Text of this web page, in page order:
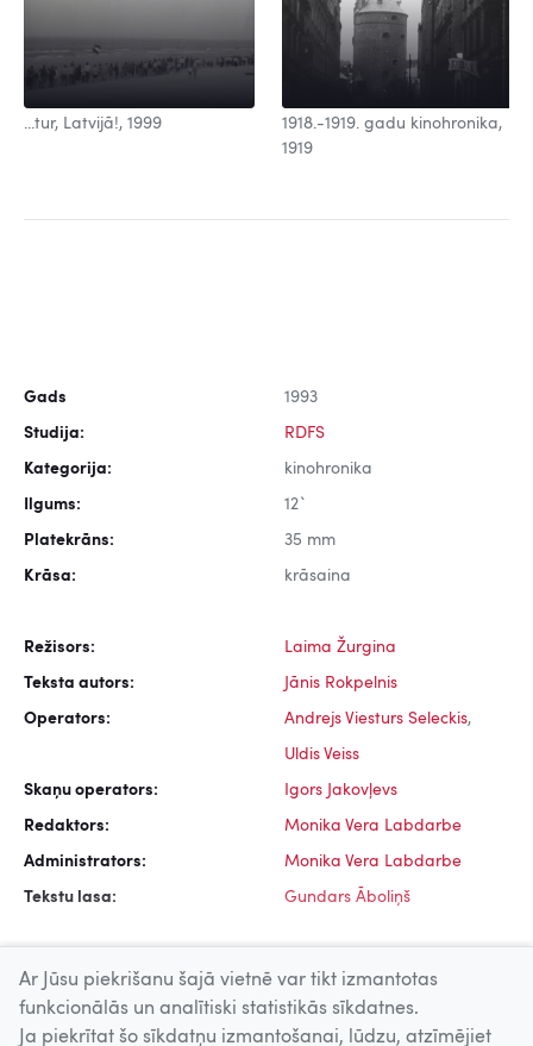
...tur, Latvijā!, 1999
1918.-1919. gadu kinohronika,
1919
Gads 1993
Studija: RDFS
Kategorija: kinohronika
Ilgums: 12`
Platekrāns: 35 mm
Krāsa: krāsaina
Režisors: Laima Žurgina
Teksta autors: Jānis Rokpelnis
Operators: Andrejs Viesturs Seleckis,
Uldis Veiss
Skaņu operators: Igors Jakovļevs
Redaktors: Monika Vera Labdarbe
Administrators: Monika Vera Labdarbe
Tekstu lasa: Gundars Āboliņš
Uz augšu
Ar Jūsu piekrišanu šajā vietnē var tikt izmantotas
funkcionālās un analītiski statistikās sīkdatnes.
Ja piekrītat šo sīkdatņu izmantošanai, lūdzu, atzīmējiet